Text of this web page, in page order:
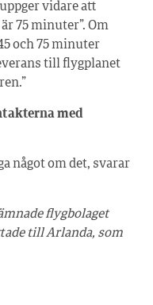
vidare att
75 minuter”. Om
och 75 minuter
till flygplanet
med
något om det, svarar
flygbolaget
till Arlanda, som